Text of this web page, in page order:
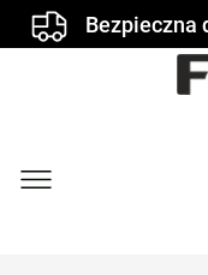
Bezpieczna